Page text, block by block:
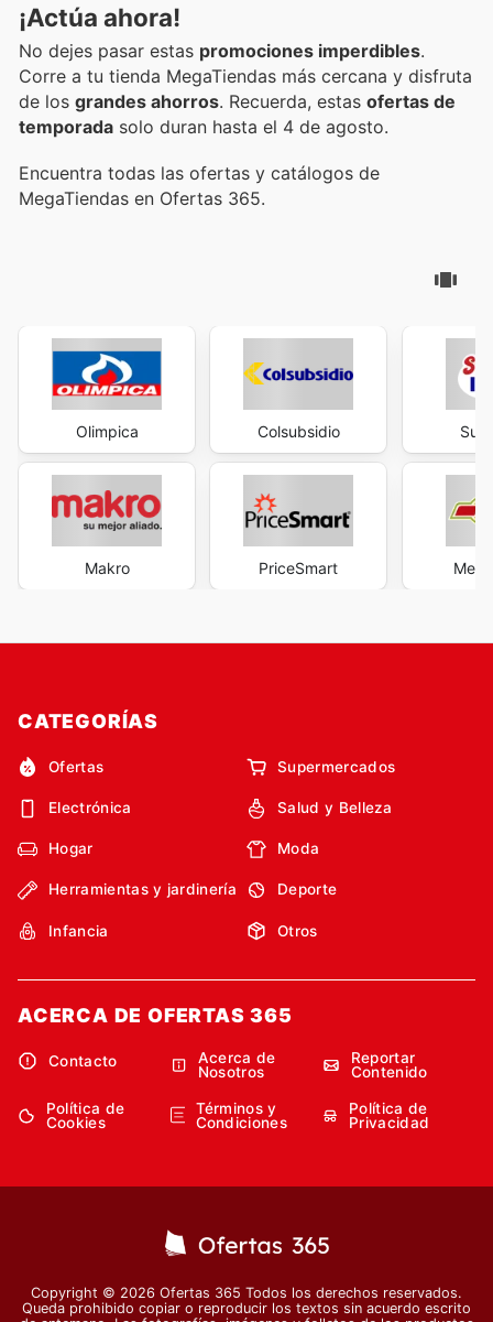
¡Actúa ahora!
No dejes pasar estas promociones imperdibles.
Corre a tu tienda MegaTiendas más cercana y disfruta
de los grandes ahorros. Recuerda, estas ofertas de
temporada solo duran hasta el 4 de agosto.
Encuentra todas las ofertas y catálogos de
MegaTiendas en Ofertas 365.
Olimpica
Makro
Colsubsidio
PriceSmart
CATEGORÍAS
Ofertas Supermercados
Electrónica Salud y Belleza
Hogar Moda
Herramientas y jardinería Deporte
Infancia Otros
ACERCA DE OFERTAS 365
Contacto
Acerca de
Nosotros
Reportar
Contenido
Política de
Cookies
Términos y
Condiciones
Política de
Privacidad
Copyright © 2026 Ofertas 365 Todos los derechos reservados.
Queda prohibido copiar o reproducir los textos sin acuerdo escrito